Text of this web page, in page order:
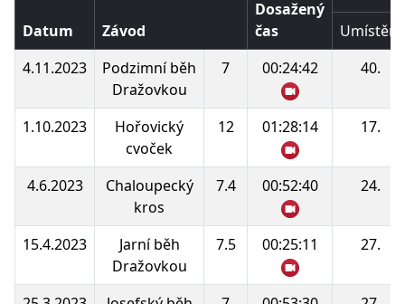
Datum Závod
Dosažený
čas
Umístění
4.11.2023
Podzimní běh
Dražovkou
7 00:24:42 40.
1.10.2023
Hořovický
cvoček
12 01:28:14 17.
4.6.2023
Chaloupecký
kros
7.4 00:52:40 24.
15.4.2023
Jarní běh
Dražovkou
7.5 00:25:11 27.